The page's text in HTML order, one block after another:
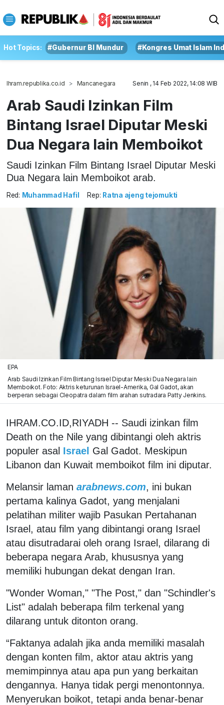
Hot Topics: #Gubernur BI Mundur #Kongres Umat Islam
Ihram.republika.co.id Mancanegara Senin , 14 Feb 2022, 14:08 WIB
Arab Saudi Izinkan Film
Bintang Israel Diputar Meski
Dua Negara lain Memboikot
Saudi Izinkan Film Bintang Israel Diputar Meski
Dua Negara lain Memboikot arab.
Red: Muhammad Hafil Rep: Ratna ajeng tejomukti
EPA
Arab Saudi Izinkan Film Bintang Israel Diputar Meski Dua Negara lain
Memboikot. Foto: Aktris keturunan Israel-Amerika, Gal Gadot, akan
berperan sebagai Cleopatra dalam film arahan sutradara Patty Jenkins.
IHRAM.CO.ID,RIYADH -- Saudi izinkan film
Death on the Nile yang dibintangi oleh aktris
populer asal Israel Gal Gadot. Meskipun
Libanon dan Kuwait memboikot film ini diputar.
Melansir laman arabnews.com, ini bukan
pertama kalinya Gadot, yang menjalani
pelatihan militer wajib Pasukan Pertahanan
Israel, atau film yang dibintangi orang Israel
atau disutradarai oleh orang Israel, dilarang di
beberapa negara Arab, khususnya yang
memiliki hubungan dekat dengan Iran.
"Wonder Woman," "The Post," dan "Schindler's
List" adalah beberapa film terkenal yang
dilarang untuk ditonton orang.
“Faktanya adalah jika anda memiliki masalah
dengan konten film, aktor atau aktris yang
memimpinnya atau apa pun yang berkaitan
dengannya. Hanya tidak pergi menontonnya.
Menyerukan boikot, tetapi anda benar-benar